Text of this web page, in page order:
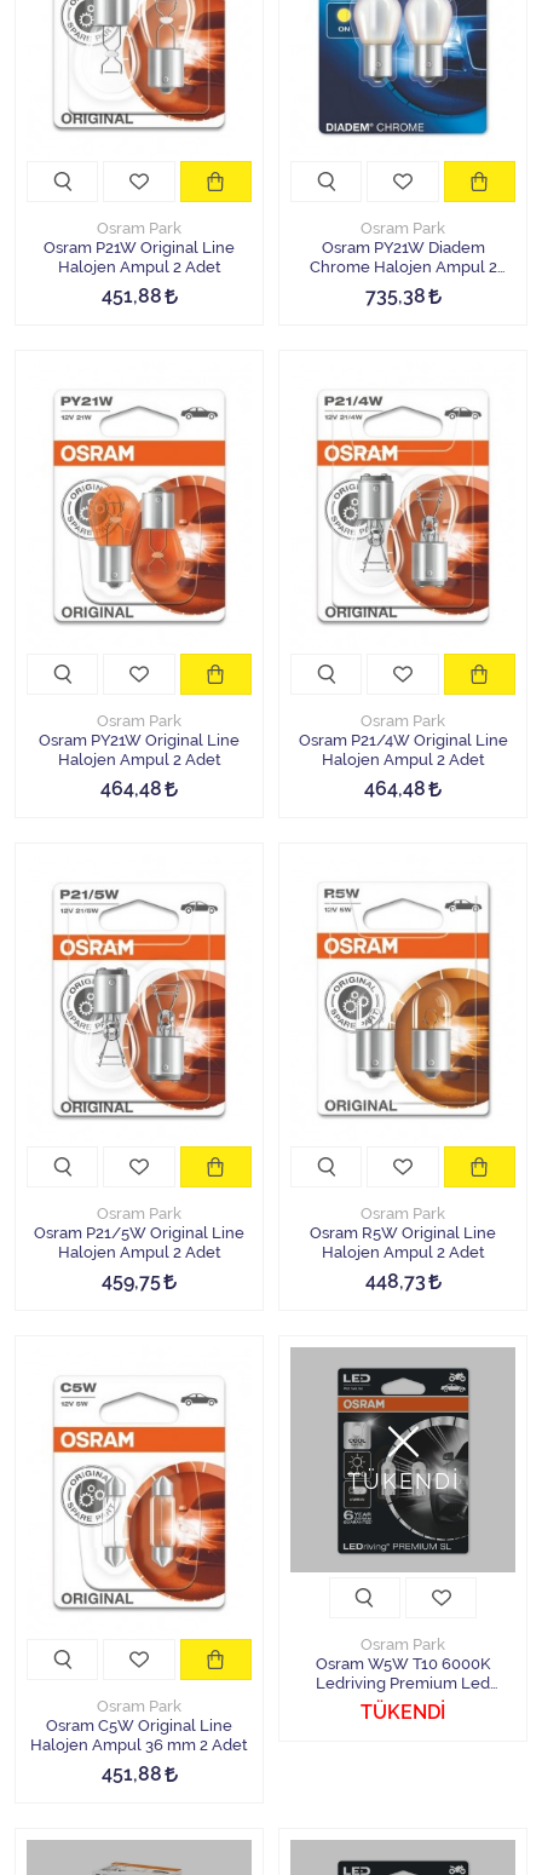
Osram Park
Osram P21W Original Line
Halojen Ampul 2 Adet
451,88
Osram Park
Osram PY21W Diadem
Chrome Halojen Ampul 2
Adet
735,38
Osram Park
Osram PY21W Original Line
Halojen Ampul 2 Adet
464,48
Osram Park
Osram P21/4W Original Line
Halojen Ampul 2 Adet
464,48
Osram Park
Osram P21/5W Original Line
Halojen Ampul 2 Adet
459,75
Osram Park
Osram R5W Original Line
Halojen Ampul 2 Adet
448,73
Osram Park
Osram C5W Original Line
Halojen Ampul 36 mm 2 Adet
451,88
TÜKENDİ
Osram Park
Osram W5W T10 6000K
Ledriving Premium Led
Ampul 2 Adet
TÜKENDİ